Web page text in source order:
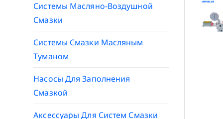
Системы Масляно-Воздушной
Смазки
Системы Смазки Масляным
Туманом
Насосы Для Заполнения
Смазкой
Аксессуары Для Систем Смазки